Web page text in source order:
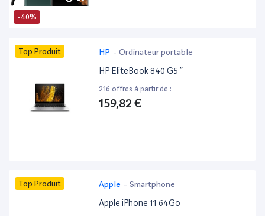
-40%
Top Produit HP - Ordinateur portable
HP EliteBook 840 G5 ”
216 offres à partir de :
159,82 €
Top Produit Apple - Smartphone
Apple iPhone 11 64Go